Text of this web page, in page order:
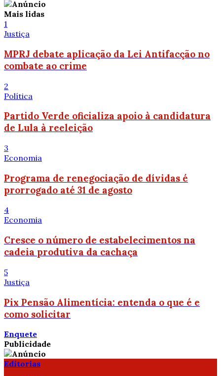
Mais lidas
1
Justiça
MPRJ debate aplicação da Lei Antifacção no
combate ao crime
2
Política
Partido Verde oficializa apoio à candidatura
de Lula à reeleição
3
Economia
Programa de renegociação de dívidas é
prorrogado até 31 de agosto
4
Economia
Cresce o número de estabelecimentos na
cadeia produtiva da cachaça
5
Justiça
Pix Pensão Alimentícia: entenda o que é e
como solicitar
Enquete
Publicidade
Editorias